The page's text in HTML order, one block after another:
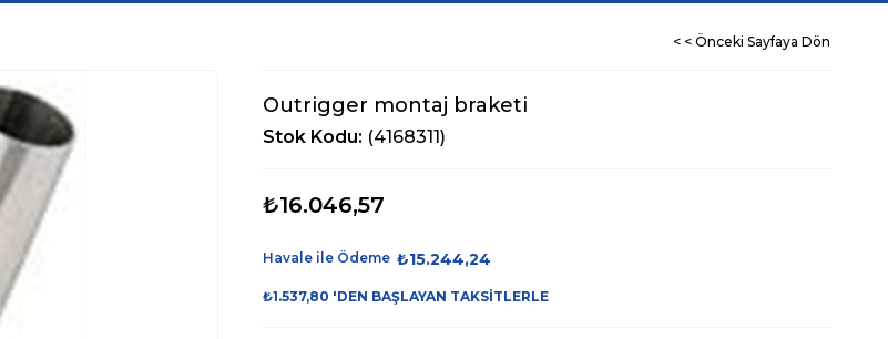
< < Önceki Sayfaya Dön
Outrigger montaj braketi
Stok Kodu (4168311)
₺16.046,57
Havale ile Ödeme ₺15.244,24
₺1.537,80 'DEN BAŞLAYAN TAKSITLERLE